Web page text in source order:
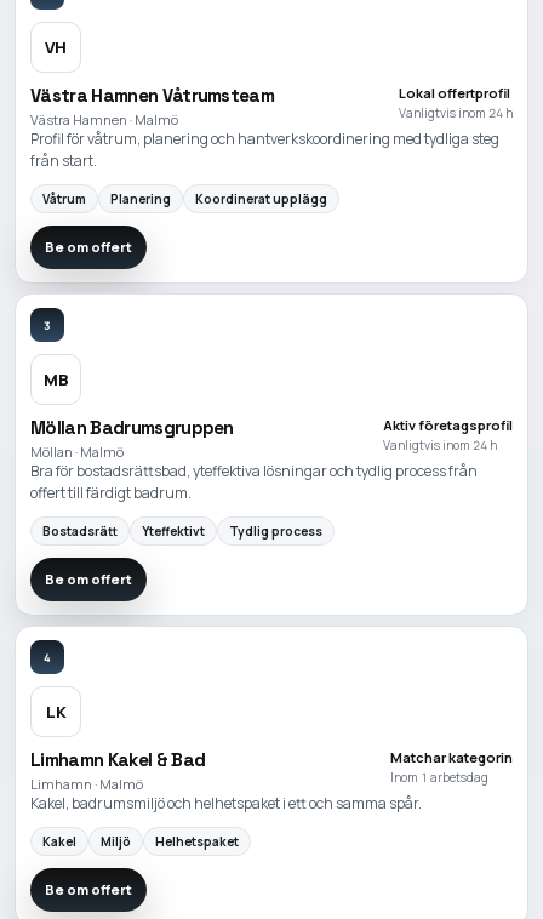
VH
Västra Hamnen Våtrumsteam
Västra Hamnen · Malmö
Lokal offertprofil
Vanligtvis inom 24 h
Profil för våtrum, planering och hantverkskoordinering med tydliga steg
från start.
Våtrum Planering Koordinerat upplägg
Be om offert
3
MB
Möllan Badrumsgruppen
Möllan · Malmö
Aktiv företagsprofil
Vanligtvis inom 24 h
Bra för bostadsrättsbad, yteffektiva lösningar och tydlig process från
offert till färdigt badrum.
Bostadsrätt Yteffektivt Tydlig process
Be om offert
4
LK
Limhamn Kakel & Bad
Limhamn · Malmö
Matchar kategorin
Inom 1 arbetsdag
Kakel, badrumsmiljö och helhetspaket i ett och samma spår.
Kakel Miljö Helhetspaket
Be om offert